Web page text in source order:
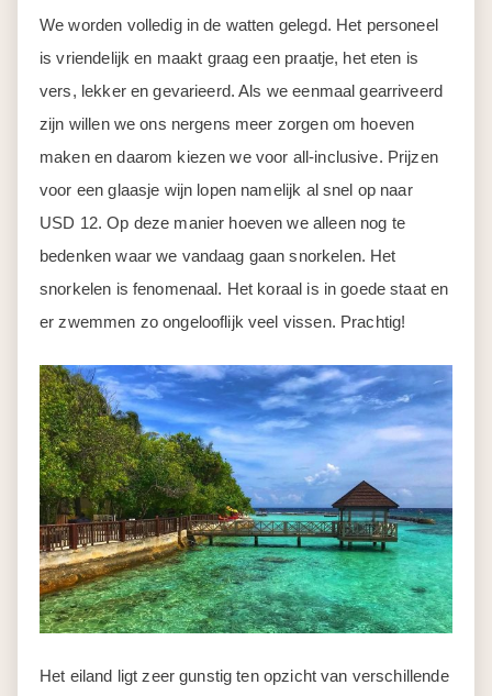
We worden volledig in de watten gelegd. Het personeel
is vriendelijk en maakt graag een praatje, het eten is
vers, lekker en gevarieerd. Als we eenmaal gearriveerd
zijn willen we ons nergens meer zorgen om hoeven
maken en daarom kiezen we voor all-inclusive. Prijzen
voor een glaasje wijn lopen namelijk al snel op naar
USD 12. Op deze manier hoeven we alleen nog te
bedenken waar we vandaag gaan snorkelen. Het
snorkelen is fenomenaal. Het koraal is in goede staat en
er zwemmen zo ongelooflijk veel vissen. Prachtig!
Het eiland ligt zeer gunstig ten opzicht van verschillende